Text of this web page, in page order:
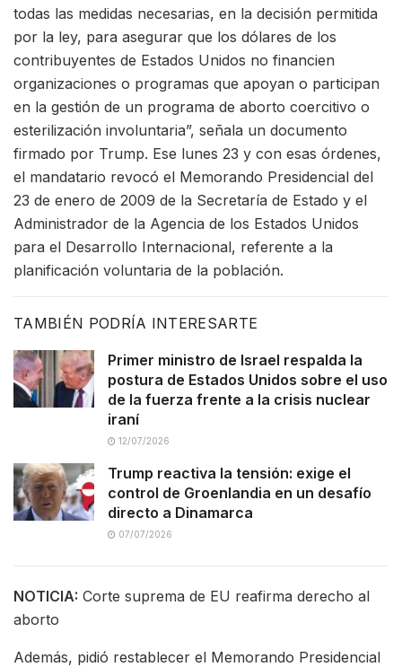
todas las medidas necesarias, en la decisión permitida
por la ley, para asegurar que los dólares de los
contribuyentes de Estados Unidos no financien
organizaciones o programas que apoyan o participan
en la gestión de un programa de aborto coercitivo o
esterilización involuntaria”, señala un documento
firmado por Trump. Ese lunes 23 y con esas órdenes,
el mandatario revocó el Memorando Presidencial del
23 de enero de 2009 de la Secretaría de Estado y el
Administrador de la Agencia de los Estados Unidos
para el Desarrollo Internacional, referente a la
planificación voluntaria de la población.
TAMBIÉN PODRÍA INTERESARTE
Primer ministro de Israel respalda la
postura de Estados Unidos sobre el uso
de la fuerza frente a la crisis nuclear
iraní
12/07/2026
Trump reactiva la tensión: exige el
control de Groenlandia en un desafío
directo a Dinamarca
07/07/2026
NOTICIA: Corte suprema de EU reafirma derecho al
aborto
Además, pidió restablecer el Memorando Presidencial